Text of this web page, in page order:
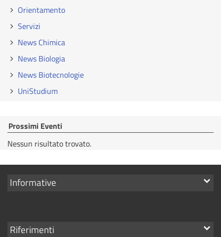
Orientamento
Servizi
News Chimica
News Biologia
News Biotecnologie
UniStudium
Prossimi Eventi
Nessun risultato trovato.
Mostra
Informative
Mostra
Riferimenti